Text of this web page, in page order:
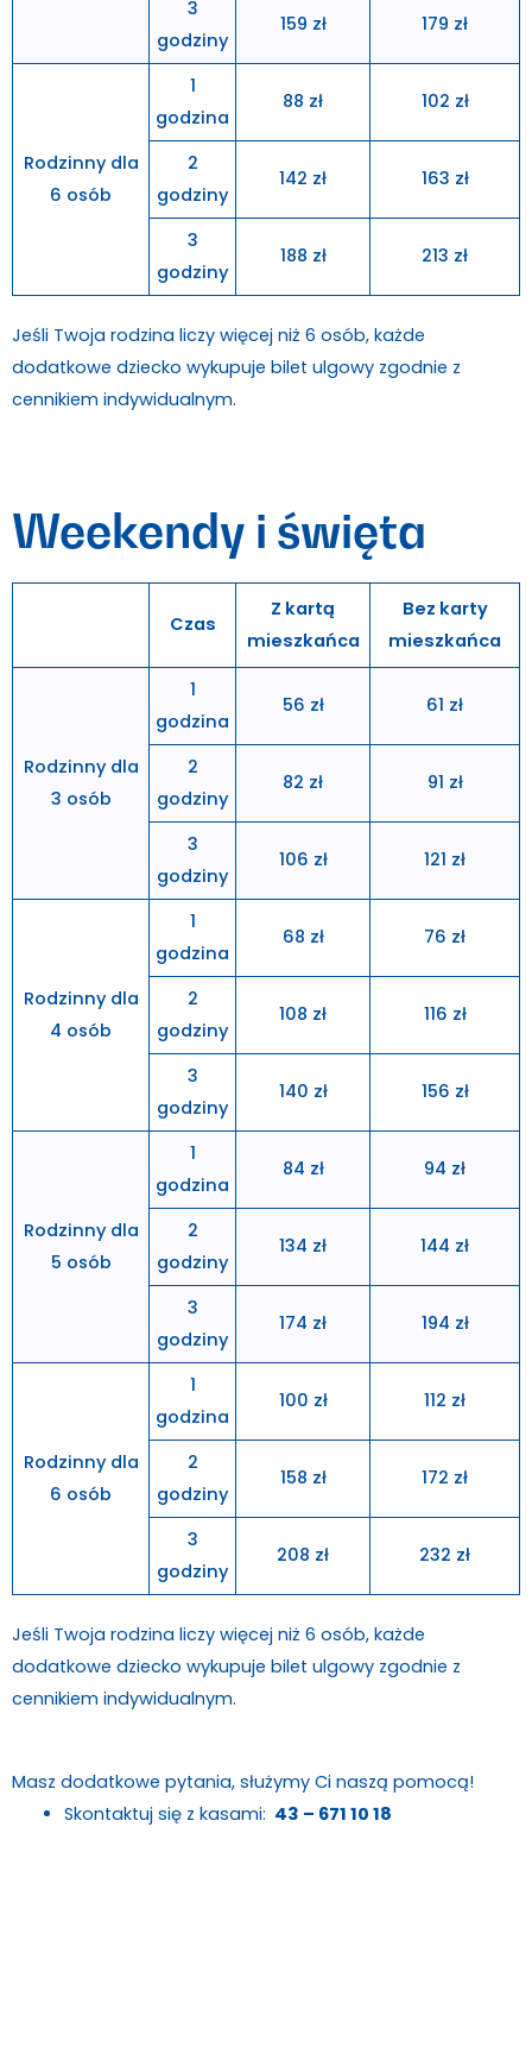
3
godziny
159 zł 179 zł
Rodzinny dla
6 osób
1
godzina
88 zł 102 zł
2
godziny
142 zł 163 zł
3
godziny
188 zł 213 zł
Jeśli Twoja rodzina liczy więcej niż 6 osób, każde
dodatkowe dziecko wykupuje bilet ulgowy zgodnie z
cennikiem indywidualnym.
Weekendy i święta
Czas
Z kartą
mieszkańca
Bez karty
mieszkańca
Rodzinny dla
3 osób
1
godzina
56 zł 61 zł
2
godziny
82 zł 91 zł
3
godziny
106 zł 121 zł
Rodzinny dla
4 osób
1
godzina
68 zł 76 zł
2
godziny
108 zł 116 zł
3
godziny
140 zł 156 zł
Rodzinny dla
5 osób
1
godzina
84 zł 94 zł
2
godziny
134 zł 144 zł
3
godziny
174 zł 194 zł
Rodzinny dla
6 osób
1
godzina
100 zł 112 zł
2
godziny
158 zł 172 zł
3
godziny
208 zł 232 zł
Jeśli Twoja rodzina liczy więcej niż 6 osób, każde
dodatkowe dziecko wykupuje bilet ulgowy zgodnie z
cennikiem indywidualnym.
Masz dodatkowe pytania, służymy Ci naszą pomocą!
Skontaktuj się z kasami: 43 – 671 10 18